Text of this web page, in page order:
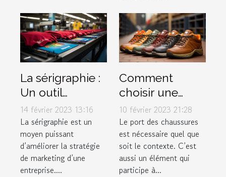
La sérigraphie :
Un outil
marketing à ne
pas négliger
14 février 2023 13:16
La sérigraphie est un
moyen puissant
d’améliorer la stratégie
de marketing d’une
entreprise....
Comment
choisir une
chaussure ?
10 février 2023 21:28
Le port des chaussures
est nécessaire quel que
soit le contexte. C’est
aussi un élément qui
participe à...